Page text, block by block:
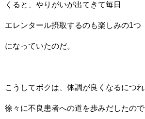
くると、やりがいが出てきて毎日
エレンタール摂取するのも楽しみの1つ
になっていたのだ。
こうしてボクは、体調が良くなるにつれ
徐々に不良患者への道を歩みだしたので